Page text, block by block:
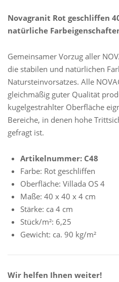
Novagranit Rot geschliffen
natürliche
Gemeinsamer Vorzug aller
die stabilen und natürlichen
Natursteinvorsatzes. Alle
gleichmäßig guter Qualität
kugelgestrahlter Oberfläche
Bereiche, in denen hohe
gefragt ist.
Artikelnummer: C48
Farbe: Rot geschliffen
Oberfläche: Villada OS 4
Maße: 40 x 40 x 4 cm
Stärke: ca 4 cm
Stück/m²: 6,25
Gewicht: ca. 90 kg/m²
Wir helfen Ihnen weiter!